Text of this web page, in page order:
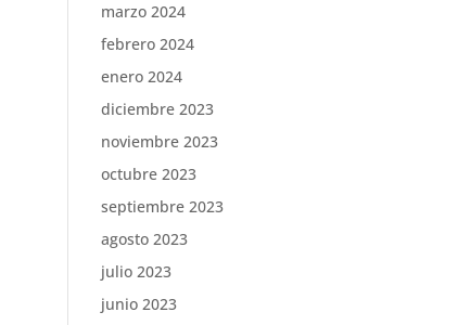
marzo 2024
febrero 2024
enero 2024
diciembre 2023
noviembre 2023
octubre 2023
septiembre 2023
agosto 2023
julio 2023
junio 2023